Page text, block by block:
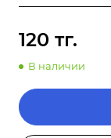
120 тг.
В наличии